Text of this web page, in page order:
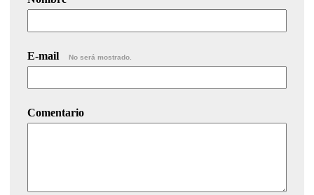
E-mail No será mostrado.
Comentario